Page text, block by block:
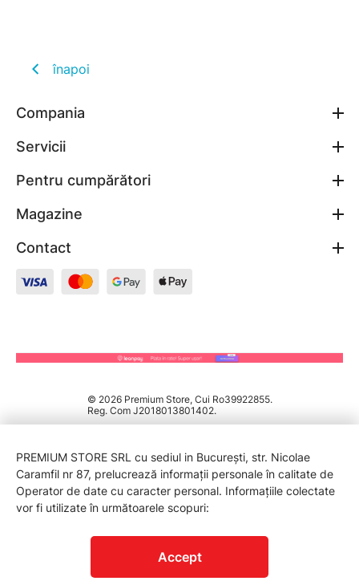
înapoi
Compania
Servicii
Pentru cumpărători
Magazine
Contact
© 2026 Premium Store, Cui Ro39922855.
Reg. Com J2018013801402.
PREMIUM STORE SRL cu sediul in București, str. Nicolae
Caramfil nr 87, prelucrează informații personale în calitate de
Operator de date cu caracter personal. Informațiile colectate
vor fi utilizate în următoarele scopuri:
Accept